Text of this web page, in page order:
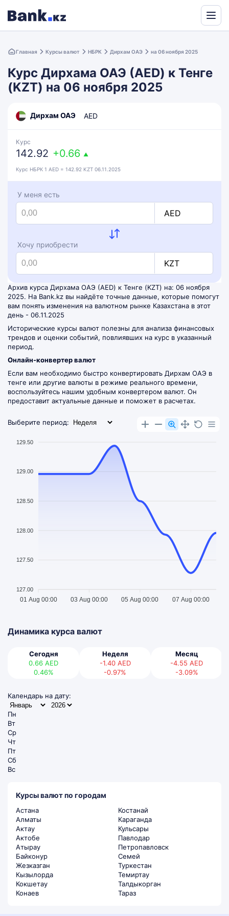
Translate
Главная Курсы валют НБРК Дирхам ОАЭ на 06 ноября 2025
Курс Дирхама ОАЭ (AED) к Тенге
(KZT) на 06 ноября 2025
Дирхам ОАЭ AED
Курс
142.92 +0.66 ▲
Курс НБРК 1 AED = 142.92 KZT 06.11.2025
У меня есть
AED
Хочу приобрести
KZT
Архив курса Дирхама ОАЭ (AED) к Тенге (KZT) на: 06 ноября
2025. На Bank.kz вы найдёте точные данные, которые помогут
вам понять изменения на валютном рынке Казахстана в этот
день - 06.11.2025
Исторические курсы валют полезны для анализа финансовых
трендов и оценки событий, повлиявших на курс в указанный
период.
Онлайн-конвертер валют
Если вам необходимо быстро конвертировать Дирхам ОАЭ в
тенге или другие валюты в режиме реального времени,
воспользуйтесь нашим удобным конвертером валют. Он
предоставит актуальные данные и поможет в расчетах.
Выберите период:
129.50
129.00
128.50
128.00
127.50
127.00
01 Aug 00:00 03 Aug 00:00 05 Aug 00:00 07 Aug 00:00
Динамика курса валют
Сегодня
0.66 AED
0.46%
Неделя
-1.40 AED
-0.97%
Месяц
-4.55 AED
-3.09%
Календарь на дату:
Пн
Вт
Ср
Чт
Пт
Сб
Вс
Курсы валют по городам
Астана
Алматы
Актау
Актобе
Атырау
Байконур
Жезказган
Кызылорда
Кокшетау
Конаев
Костанай
Караганда
Кульсары
Павлодар
Петропавловск
Семей
Туркестан
Темиртау
Талдыкорган
Тараз